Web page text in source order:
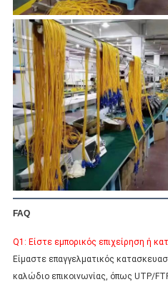
FAQ
Q1: Είστε εμπορικός επιχείρηση ή
Είμαστε επαγγελματικός
καλώδιο επικοινωνίας, όπως UTP/